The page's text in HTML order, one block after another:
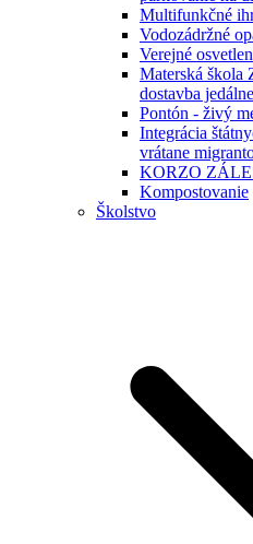
Multifunkčné
Vodozádržné
Verejné
Materská škola
dostavba jedálne
Pontón - živý
Integrácia
vrátane
KORZO
Kompostovanie
Školstvo